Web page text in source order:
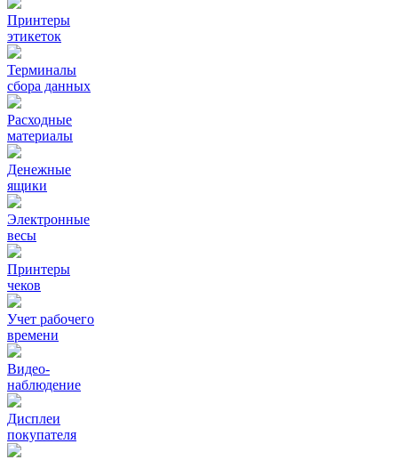
Принтеры
этикеток
Терминалы
сбора данных
Расходные
материалы
Денежные
ящики
Электронные
весы
Принтеры
чеков
Учет рабочего
времени
Видео‑
наблюдение
Дисплеи
покупателя